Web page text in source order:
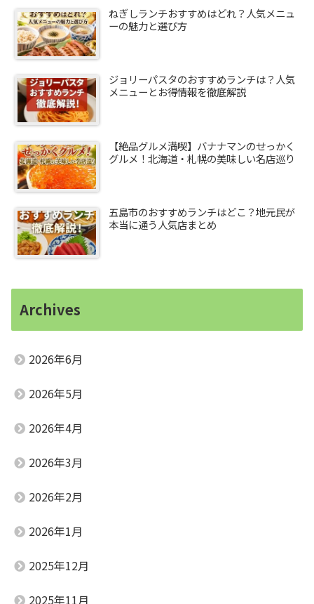
ねぎしランチおすすめはどれ？人気メニュ
ーの魅力と選び方
ジョリーパスタのおすすめランチは？人気
メニューとお得情報を徹底解説
【絶品グルメ満喫】バナナマンのせっかく
グルメ！北海道・札幌の美味しい名店巡り
五島市のおすすめランチはどこ？地元民が
本当に通う人気店まとめ
Archives
2026年6月
2026年5月
2026年4月
2026年3月
2026年2月
2026年1月
2025年12月
2025年11月